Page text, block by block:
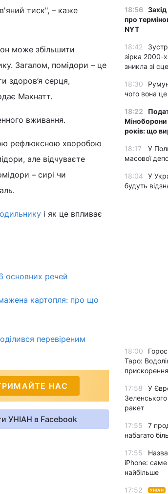
тиск", – каже
може збільшити
Загалом, помідори – це
здоров’я серця,
Макнатт.
вживання.
рефлюксною хворобою
але відчуваєте
– сирі чи
і як це впливає
основних речей
картопля: про що
перевіреним
НАС
УНІАН в Facebook
18:56
про
NYT
18:42
зірка 2000-
зникла зі
18:30
чого вона
18:22
Міноборони
років: що
18:17
У
масової
18:04
У
будуть
18:00
Таро:
прискорення
17:58
У
ракет
17:55
7
набагато
17:55
iPhone:
найбільше
17:52 УНІАН